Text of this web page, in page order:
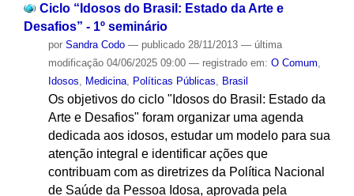
Ciclo “Idosos do Brasil: Estado da Arte e
Desafios” - 1º seminário
por Sandra Codo — publicado28/11/2013 — última
modificação04/06/2025 09:00 — registrado em: O Comum
Idosos
Medicina, Políticas Públicas Brasil
Os objetivos do ciclo "Idosos do Brasil: Estado da
Arte e Desafios" foram organizar uma agenda
dedicada aos idosos, estudar um modelo para sua
atenção integral e identificar ações que
contribuam com as diretrizes da Política Nacional
de Saúde da Pessoa Idosa, aprovada pela